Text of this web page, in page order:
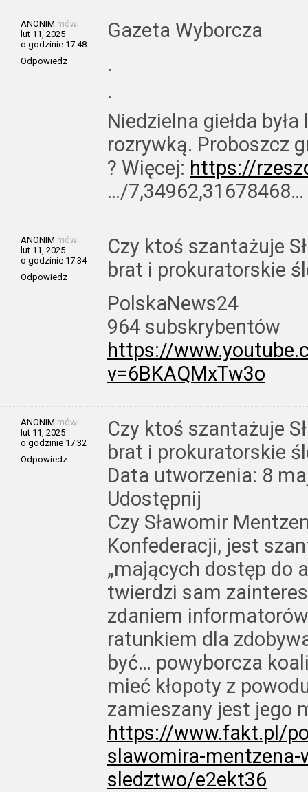
ANONIM mówi:
lut 11, 2025
o godzinie 17:48
Odpowiedz
Gazeta Wyborcza
.
·
Niedzielna giełda
rozrywką. Proboszcz
? Więcej: https://
…/7,34962,31678468…
ANONIM mówi:
lut 11, 2025
o godzinie 17:34
Odpowiedz
Czy ktoś szantażuje
brat i prokuratorskie
PolskaNews24
964 subskrybentów
https://
v=6BKAQMxTw3o
ANONIM mówi:
lut 11, 2025
o godzinie 17:32
Odpowiedz
Czy ktoś szantażuje
brat i prokuratorskie
Data utworzenia: 8
Udostępnij
Czy Sławomir
Konfederacji, jest
„mających dostęp do
twierdzi sam
zdaniem
ratunkiem dla
być… powyborcza
mieć kłopoty z
zamieszany jest jego
https://www.fakt.pl/
slawomira-
sledztwo/e2ekt36